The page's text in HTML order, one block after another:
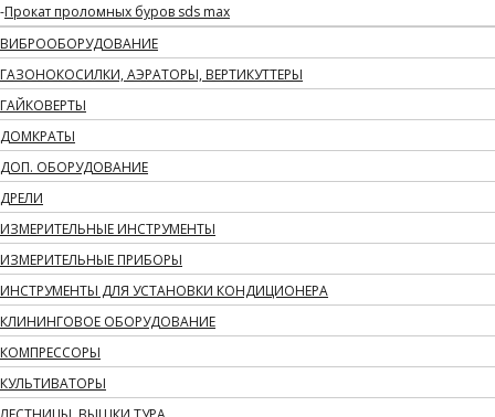
Прокат проломных буров sds max
ВИБРООБОРУДОВАНИЕ
ГАЗОНОКОСИЛКИ, АЭРАТОРЫ, ВЕРТИКУТТЕРЫ
ГАЙКОВЕРТЫ
ДОМКРАТЫ
ДОП. ОБОРУДОВАНИЕ
ДРЕЛИ
ИЗМЕРИТЕЛЬНЫЕ ИНСТРУМЕНТЫ
ИЗМЕРИТЕЛЬНЫЕ ПРИБОРЫ
ИНСТРУМЕНТЫ ДЛЯ УСТАНОВКИ КОНДИЦИОНЕРА
КЛИНИНГОВОЕ ОБОРУДОВАНИЕ
КОМПРЕССОРЫ
КУЛЬТИВАТОРЫ